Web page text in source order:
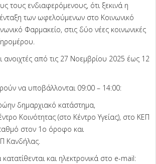
τους ενδιαφερόμενους, ότι ξεκινά η
ένταξη των ωφελούμενων στο Κοινωνικό
Φαρμακείο, στις δύο νέες κοινωνικές
ανοιχτές από τις 27 Νοεμβρίου 2025 έως 12
να υποβάλλονται 09:00 – 14:00:
δημαρχιακό κατάστημα,
Κοινότητας (στο Κέντρο Υγείας), στο ΚΕΠ
στον 1ο όροφο και
Κανδήλας.
και ηλεκτρονικά στο e-mail: